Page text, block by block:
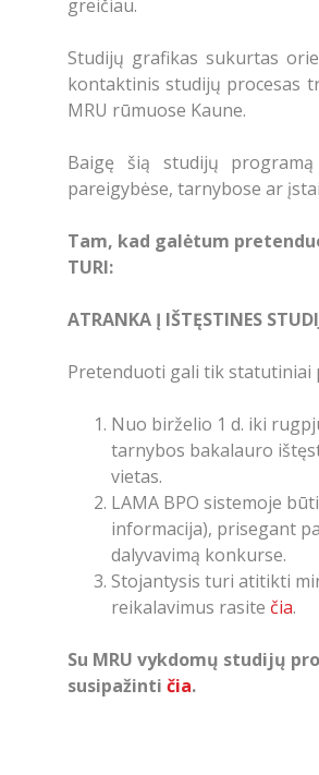
greičiau.
Studijų grafikas sukurtas
kontaktinis studijų procesas
MRU rūmuose Kaune.
Baigę šią studijų
pareigybėse, tarnybose ar
Tam, kad galėtum
TURI:
ATRANKA Į IŠTĘSTINES
Pretenduoti gali tik statutiniai
Nuo birželio 1 d. iki
tarnybos bakalauro
vietas.
LAMA BPO sistemoje
informacija), prisegant
dalyvavimą konkurse.
Stojantysis turi atitikti
reikalavimus rasite čia.
Su MRU vykdomų studijų
susipažinti čia.